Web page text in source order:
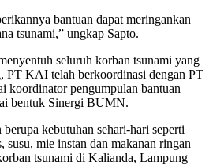
bantuan dapat meringankan
tsunami,” ungkap Sapto.
seluruh korban tsunami yang
PT KAI telah berkoordinasi dengan PT
koordinator pengumpulan bantuan
bentuk Sinergi BUMN.
kebutuhan sehari-hari seperti
susu, mie instan dan makanan ringan
tsunami di Kalianda, Lampung